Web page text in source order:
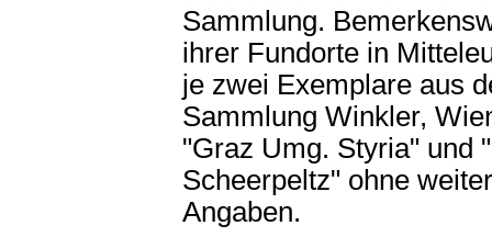
Sammlung.
ihrer Fundorte in
je zwei Exemplare aus
Sammlung Winkler,
"Graz Umg. Styria" und
Scheerpeltz" ohne
Angaben.